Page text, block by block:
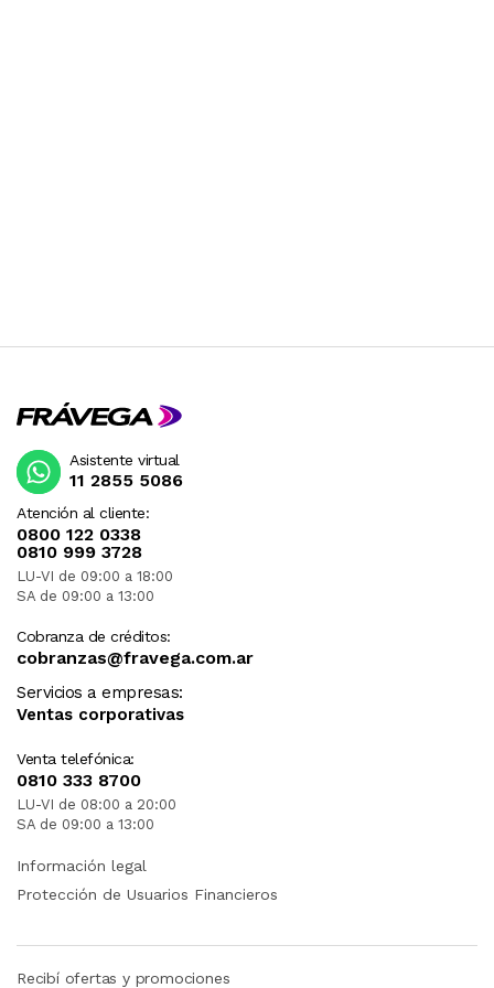
Atención al cliente:
0800 122 0338
0810 999 3728
LU-VI de 09:00 a 18:00
SA de 09:00 a 13:00
Cobranza de créditos:
cobranzas@fravega.com.ar
Servicios a empresas:
Ventas corporativas
Venta telefónica:
0810 333 8700
LU-VI de 08:00 a 20:00
SA de 09:00 a 13:00
Asistente virtual
11 2855 5086
Información legal
Protección de Usuarios Financieros
Recibí ofertas y promociones